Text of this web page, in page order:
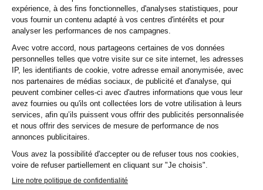
Commerce – Vente > Commerce
Responsable de commerces et de la
distribution
1 an
Nos certificats, titres et diplômes de
Niveau 6
En centre, en alternance